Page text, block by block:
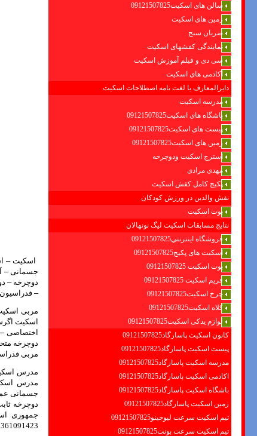
سالن های اسکیت09121507825
زمین های اسکیت
ضربان سنج
نمایندگی کفشهای اسکیت
سی دی و فیلم آموزش اسکیت
آکادمی های اسکیت
دایرالمعارف یا لغت نامه اصطلاحات اسکیت
مدرسه اسکیت
باشگاه های اسکیت09121507825
پیست های اسکیت09121507825
زمین های اسکیت09121507825
استرج اسکیت ودوچرخه
مهدی مرادی
پکیج کامل کفش اسکیت
نقش والدین در ورزش کودکان
بوت اسکیت
نتایج مسابقات اسکیت لیگ نونهالان
فروشگاه اينترنتي09121507825
اسکیت های پکیج09121507825
بوت اسکیت 09121507825
فریم اسکیت 09121507825
چرخ اسکیت09121507825
کلاه اسکیت09121507825
لوازم یدکی اسکیت09121507825
کانون اسکیت پاسارگاد09121507825
پیست اسکیت پاسارگاد09121507825
مدرسه اسکیت پاسارگاد09121507825
اکادمی اسکیت پاسارگاد09121507825
باشگاه اسکیت پاسارگاد09121507825
زمین اسکیت پاسارگاد09121507825
تیم اسکیت سرعت لیوجینو09121507825
تیم اسکیت سرعت بونت09121507825
اسکیت–
جسمانی–
دوچرخه–
– فدراسیون
مربی
اسکیت
اختصاصی–
دوچرخه
مربی فدراسیون
مدرس
مدرس
جسمانی
دوچرخه
جمهوری